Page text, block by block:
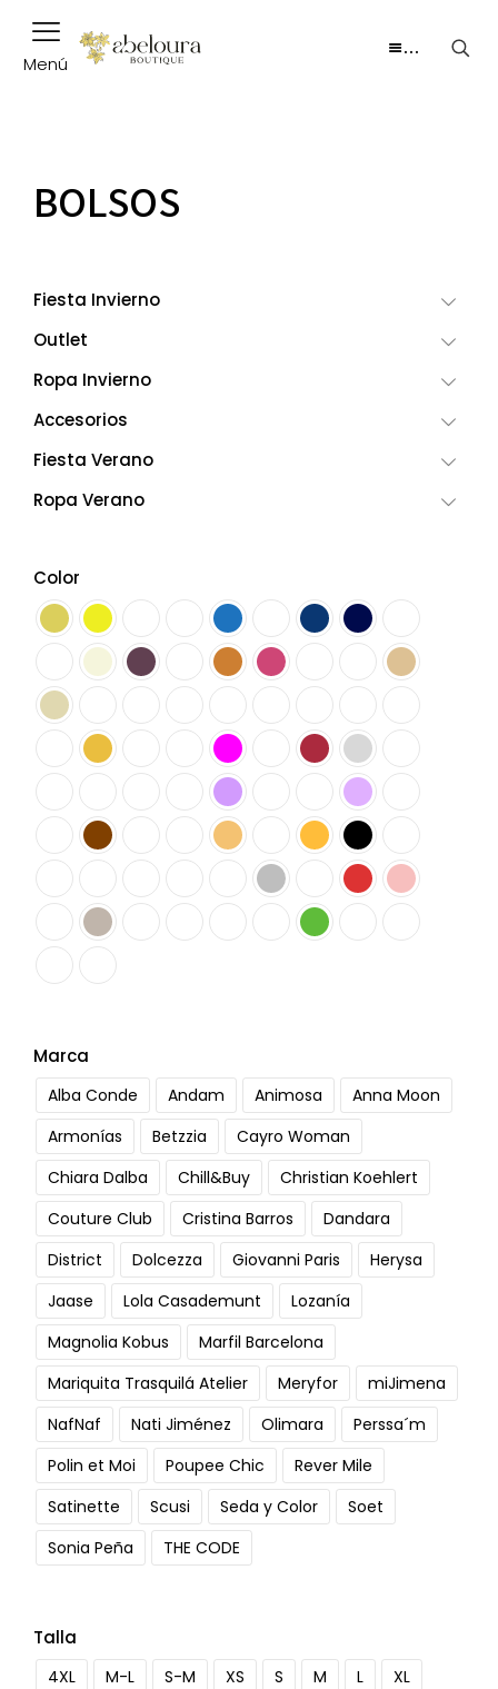
Menú
…
BOLSOS
Fiesta Invierno
Outlet
Ropa Invierno
Accesorios
Fiesta Verano
Ropa Verano
Color
Marca
Alba Conde Andam Animosa
Anna Moon
Armonías
Betzzia
Cayro Woman
Chiara Dalba
Chill&Buy
Christian Koehlert
Couture Club
Cristina Barros
Dandara
District
Dolcezza Giovanni Paris
Herysa
Jaase
Lola Casademunt
Lozanía
Magnolia Kobus
Marfil Barcelona
Mariquita Trasquilá Atelier
Meryfor
miJimena
NafNaf
Nati Jiménez Olimara
Perssa´m
Polin et Moi
Poupee Chic
Rever Mile
Satinette
Scusi Seda y Color
Soet
Sonia Peña
THE CODE
Talla
4XL M-L S-M XS S M L
XL